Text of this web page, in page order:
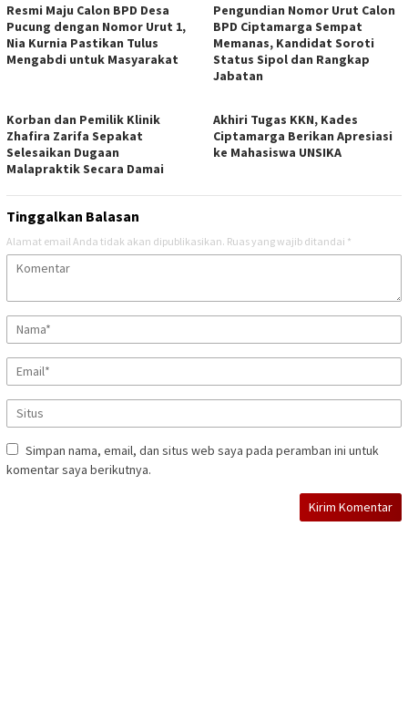
Resmi Maju Calon BPD Desa
Pucung dengan Nomor Urut 1,
Nia Kurnia Pastikan Tulus
Mengabdi untuk Masyarakat
Pengundian Nomor Urut Calon
BPD Ciptamarga Sempat
Memanas, Kandidat Soroti
Status Sipol dan Rangkap
Jabatan
Korban dan Pemilik Klinik
Zhafira Zarifa Sepakat
Selesaikan Dugaan
Malapraktik Secara Damai
Akhiri Tugas KKN, Kades
Ciptamarga Berikan Apresiasi
ke Mahasiswa UNSIKA
Tinggalkan Balasan
Alamat email Anda tidak akan dipublikasikan. Ruas yang wajib ditandai *
Simpan nama, email, dan situs web saya pada peramban ini untuk
komentar saya berikutnya.